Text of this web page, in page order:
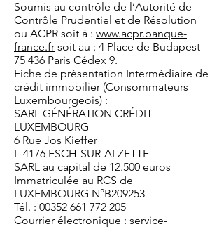
Soumis au contrôle de l’Autorité de
Contrôle Prudentiel et de Résolution
ou ACPR soit à : www.acpr.banque-
france.fr soit au : 4 Place de Budapest
75 436 Paris Cédex 9.
Fiche de présentation Intermédiaire de
crédit immobilier (Consommateurs
Luxembourgeois) :
SARL GÉNÉRATION CRÉDIT
LUXEMBOURG
6 Rue Jos Kieffer
L-4176 ESCH-SUR-ALZETTE
SARL au capital de 12.500 euros
Immatriculée au RCS de
LUXEMBOURG N°B209253
Tél. : 00352 661 772 205
Courrier électronique : service-